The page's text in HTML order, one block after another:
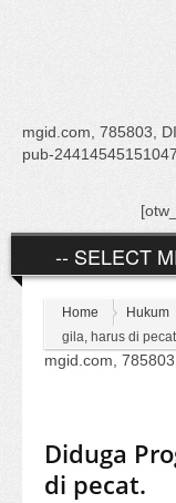
mgid.com, 785803,
pub-
Home Hukum
gila, harus di
mgid.com,
Diduga
di pecat.